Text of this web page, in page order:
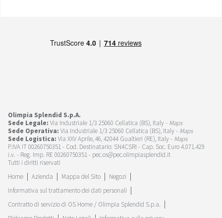
Olimpia Splendid S.p.A.
Sede Legale: Via Industriale 1/3 25060 Cellatica (BS), Italy - Maps
Sede Operativa: Via Industriale 1/3 25060 Cellatica (BS), Italy - Maps
Sede Logistica: Via XXV Aprile, 46, 42044 Gualtieri (RE), Italy - Maps
P.IVA IT 00260750351 - Cod. Destinatario: SN4CSRI - Cap. Soc. Euro 4.071.429
i.v. - Reg. Imp. RE 00260750351 - pec.os@pec.olimpiasplendid.it
Tutti i diritti riservati
Home
Azienda Mappa del Sito
Negozi
Informativa sul trattamento dei dati personali
Contratto di servizio di OS Home / Olimpia Splendid S.p.a.